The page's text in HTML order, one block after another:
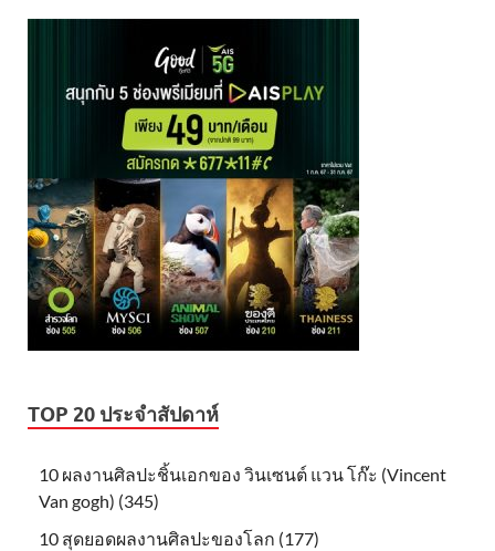
TOP 20 ประจำสัปดาห์
10 ผลงานศิลปะชิ้นเอกของ วินเซนต์ แวน โก๊ะ (Vincent
Van gogh) (345)
10 สุดยอดผลงานศิลปะของโลก (177)